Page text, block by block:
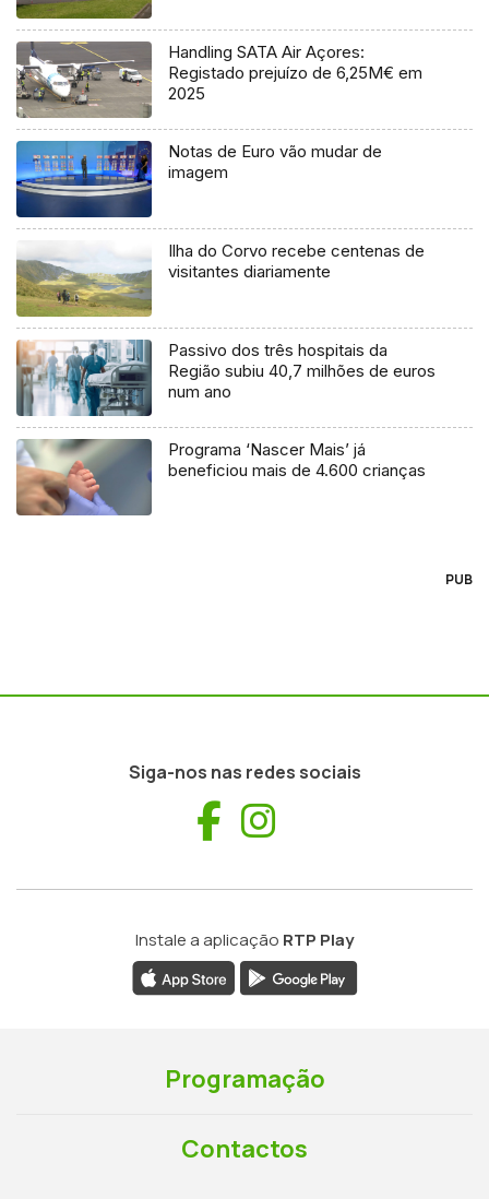
Handling SATA Air Açores:
Registado prejuízo de 6,25M€ em
2025
Notas de Euro vão mudar de
imagem
Ilha do Corvo recebe centenas de
visitantes diariamente
Passivo dos três hospitais da
Região subiu 40,7 milhões de euros
num ano
Programa ‘Nascer Mais’ já
beneficiou mais de 4.600 crianças
PUB
Siga-nos nas redes sociais
Facebook
Instale a aplicação RTP Play
Programação
Contactos